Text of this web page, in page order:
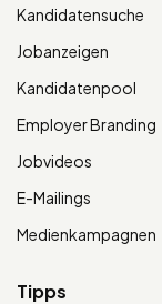
Kandidatensuche
Jobanzeigen
Kandidatenpool
Employer Branding
Jobvideos
E-Mailings
Medienkampagnen
Tipps